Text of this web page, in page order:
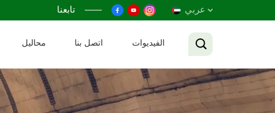
تابعنا عربي
Français
محاليل اتصل بنا الفيديوات